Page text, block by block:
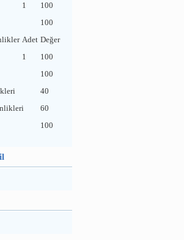
1
100
100
Adet Değer
1
100
100
40
60
100